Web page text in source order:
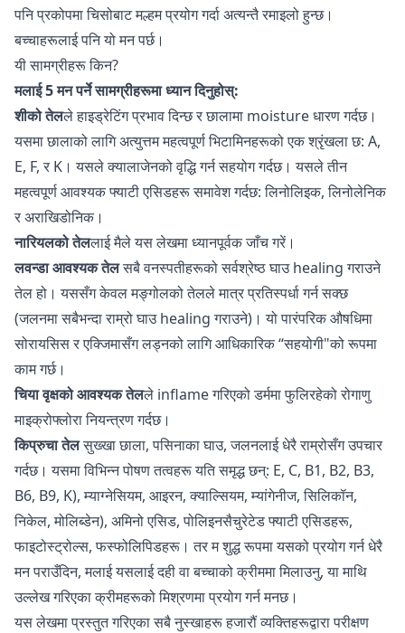
पनि प्रकोपमा चिसोबाट मल्हम प्रयोग गर्दा अत्यन्तै रमाइलो हुन्छ।
बच्चाहरूलाई पनि यो मन पर्छ।
यी सामग्रीहरू किन?
मलाई 5 मन पर्ने सामग्रीहरूमा ध्यान दिनुहोस्:
शीको तेलले हाइड्रेटिंग प्रभाव दिन्छ र छालामा moisture धारण गर्दछ।
यसमा छालाको लागि अत्युत्तम महत्वपूर्ण भिटामिनहरूको एक श्रृंखला छ: A,
E, F, र K। यसले क्यालाजेनको वृद्धि गर्न सहयोग गर्दछ। यसले तीन
महत्वपूर्ण आवश्यक फ्याटी एसिडहरू समावेश गर्दछ: लिनोलिइक, लिनोलेनिक
र अराखिडोनिक।
नारियलको तेललाई मैलेयस लेखमाध्यानपूर्वक जाँच गरें।
लवन्डा आवश्यक तेलसबै वनस्पतीहरूकोसर्वश्रेष्ठ घाउ healing गराउने
तेलहो। यससँग केवल मङ्गोलको तेलले मात्र प्रतिस्पर्धा गर्न सक्छ
(जलनमा सबैभन्दा राम्रो घाउ healing गराउने)। यो पारंपरिक औषधिमा
सोरायसिस र एक्जिमासँग लड्नको लागि आधिकारिक “सहयोगी"को रूपमा
काम गर्छ।
चिया वृक्षको आवश्यक तेलले inflame गरिएको डर्ममा फुलिरहेको रोगाणु
माइक्रोफ्लोरा नियन्त्रण गर्दछ।
किप्रुचा तेलसुख्खा छाला, पसिनाका घाउ, जलनलाई धेरै राम्रोसँग उपचार
गर्दछ। यसमा विभिन्न पोषण तत्वहरू यति समृद्ध छन्: E, C, B1, B2, B3,
B6, B9, K), म्याग्नेसियम, आइरन, क्याल्सियम, म्यांगेनीज, सिलिकॉन,
निकेल, मोलिब्डेन), अमिनो एसिड, पोलिइनसैचुरेटेड फ्याटी एसिडहरू,
फाइटोस्ट्रोल्स, फस्फोलिपिडहरू। तर म शुद्ध रूपमा यसको प्रयोग गर्न धेरै
मन पराउँदिन, मलाई यसलाई दही वा बच्चाको क्रीममा मिलाउनु, या माथि
उल्लेख गरिएका क्रीमहरूको मिश्रणमा प्रयोग गर्न मनछ।
यस लेखमा प्रस्तुत गरिएका सबै नुस्खाहरू हजारौं व्यक्तिहरूद्वारा परीक्षण